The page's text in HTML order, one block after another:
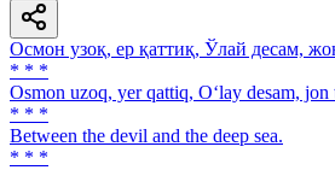
Осмон узоқ, ер қаттиқ, Ўлай десам,
* * *
Osmon uzoq, yer qattiq, O‘lay desam,
* * *
Between the devil and the deep sea.
* * *